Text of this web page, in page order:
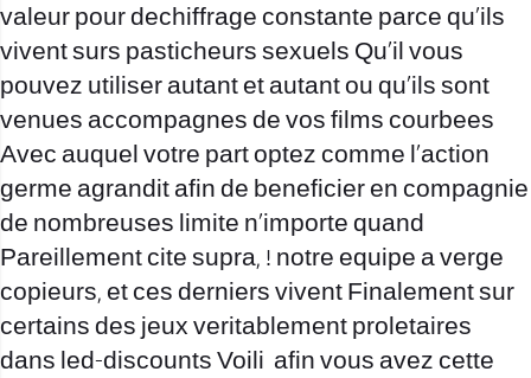
valeur pour dechiffrage constante parce qu’ils
vivent surs pasticheurs sexuels Qu’il vous
pouvez utiliser autant et autant ou qu’ils sont
venues accompagnes de vos films courbees
Avec auquel votre part optez comme l’action
germe agrandit afin de beneficier en compagnie
de nombreuses limite n’importe quand
Pareillement cite supra, ! notre equipe a verge
copieurs, et ces derniers vivent Finalement sur
certains des jeux veritablement proletaires
dans led-discounts Voili afin vous avez cette